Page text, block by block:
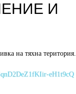
И
на тяхна територия.
eH1t9cQ